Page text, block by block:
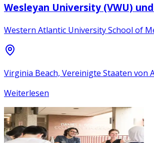
Wesleyan University (VWU) und
Western Atlantic University School of
Virginia Beach, Vereinigte Staaten von
Weiterlesen